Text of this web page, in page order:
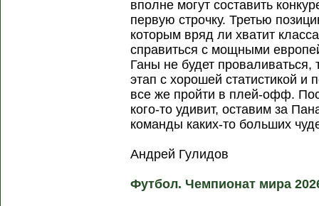
вполне могут составить
первую строчку. Третью
которым вряд ли хватит
справиться с мощными
Ганы не будет проваливаться,
этап с хорошей статистикой и
все же пройти в плей-офф.
кого-то удивит, оставим за
команды каких-то больших
Андрей Гулидов
Футбол. Чемпионат мира